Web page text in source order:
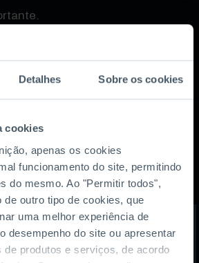
Detalhes Sobre os cookies
cookies
apenas os cookies
funcionamento do site, permitindo
do mesmo. Ao "Permitir todos",
de outro tipo de cookies, que
uma melhor experiência de
desempenho do site ou apresentar
de produtos e serviços, de acordo
pode